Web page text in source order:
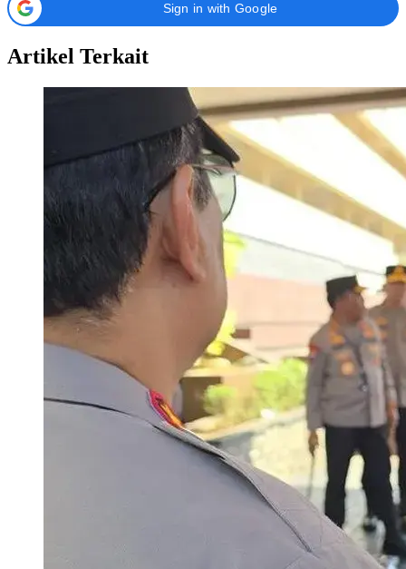
Sign in with Google
Artikel Terkait